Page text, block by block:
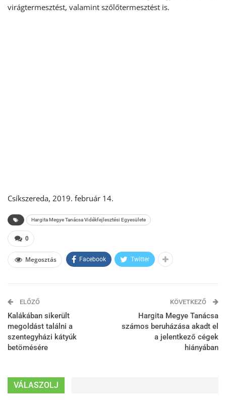
virágtermesztést, valamint szőlőtermesztést is.
Csíkszereda, 2019. február 14.
Hargita Megye Tanácsa Vidékfejlesztési Egyesülete
0
Megosztás Facebook Twitter
ELŐZŐ
Kalákában sikerült
megoldást találni a
szentegyházi kátyúk
betömésére
KÖVETKEZŐ
Hargita Megye Tanácsa
számos beruházása akadt el
a jelentkező cégek
hiányában
VÁLASZOLJ